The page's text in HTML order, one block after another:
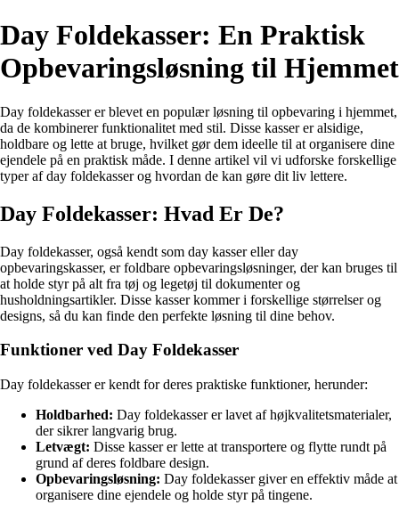
Day Foldekasser: En Praktisk
Opbevaringsløsning til Hjemmet
Day foldekasser er blevet en populær løsning til opbevaring i hjemmet,
da de kombinerer funktionalitet med stil. Disse kasser er alsidige,
holdbare og lette at bruge, hvilket gør dem ideelle til at organisere dine
ejendele på en praktisk måde. I denne artikel vil vi udforske forskellige
typer af day foldekasser og hvordan de kan gøre dit liv lettere.
Day Foldekasser: Hvad Er De?
Day foldekasser, også kendt som day kasser eller day
opbevaringskasser, er foldbare opbevaringsløsninger, der kan bruges til
at holde styr på alt fra tøj og legetøj til dokumenter og
husholdningsartikler. Disse kasser kommer i forskellige størrelser og
designs, så du kan finde den perfekte løsning til dine behov.
Funktioner ved Day Foldekasser
Day foldekasser er kendt for deres praktiske funktioner, herunder:
Holdbarhed: Day foldekasser er lavet af højkvalitetsmaterialer,
der sikrer langvarig brug.
Letvægt: Disse kasser er lette at transportere og flytte rundt på
grund af deres foldbare design.
Opbevaringsløsning: Day foldekasser giver en effektiv måde at
organisere dine ejendele og holde styr på tingene.